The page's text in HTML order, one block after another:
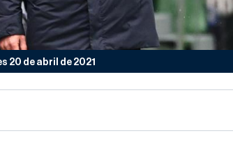
20 de abril de 2021